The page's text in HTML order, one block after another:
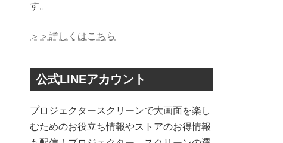
す。
＞＞詳しくはこちら
公式LINEアカウント
プロジェクタースクリーンで大画面を楽し
むためのお役立ち情報やストアのお得情報